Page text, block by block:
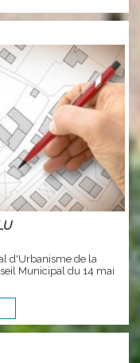
d'Urbanisme de la
Municipal du 14 mai